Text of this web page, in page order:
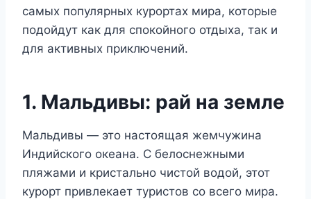
самых популярных курортах мира, которые
подойдут как для спокойного отдыха, так и
для активных приключений.
1. Мальдивы: рай на земле
Мальдивы — это настоящая жемчужина
Индийского океана. С белоснежными
пляжами и кристально чистой водой, этот
курорт привлекает туристов со всего мира.